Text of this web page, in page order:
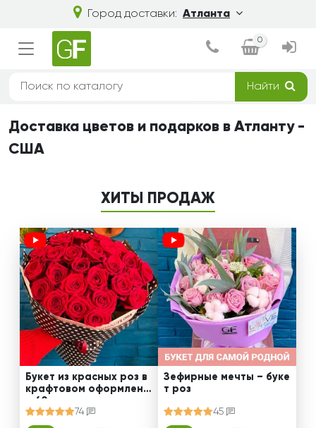
Город доставки: Атланта
0
Найти
Доставка цветов и подарков в Атланту -
США
ХИТЫ ПРОДАЖ
Букет из красных роз в
крафтовом оформлени
и 60 см
74
Зефирные мечты – буке
т роз
45